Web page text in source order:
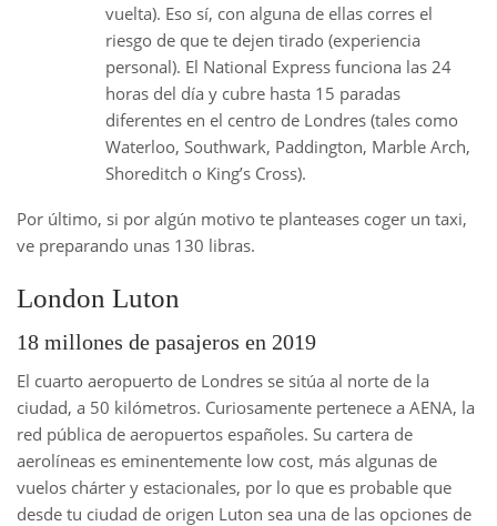
vuelta). Eso sí, con alguna de ellas corres el
riesgo de que te dejen tirado (experiencia
personal). El National Express funciona las 24
horas del día y cubre hasta 15 paradas
diferentes en el centro de Londres (tales como
Waterloo, Southwark, Paddington, Marble Arch,
Shoreditch o King’s Cross).
Por último, si por algún motivo te planteases coger un taxi,
ve preparando unas 130 libras.
London Luton
18 millones de pasajeros en 2019
El cuarto aeropuerto de Londres se sitúa al norte de la
ciudad, a 50 kilómetros. Curiosamente pertenece a AENA, la
red pública de aeropuertos españoles. Su cartera de
aerolíneas es eminentemente low cost, más algunas de
vuelos chárter y estacionales, por lo que es probable que
desde tu ciudad de origen Luton sea una de las opciones de